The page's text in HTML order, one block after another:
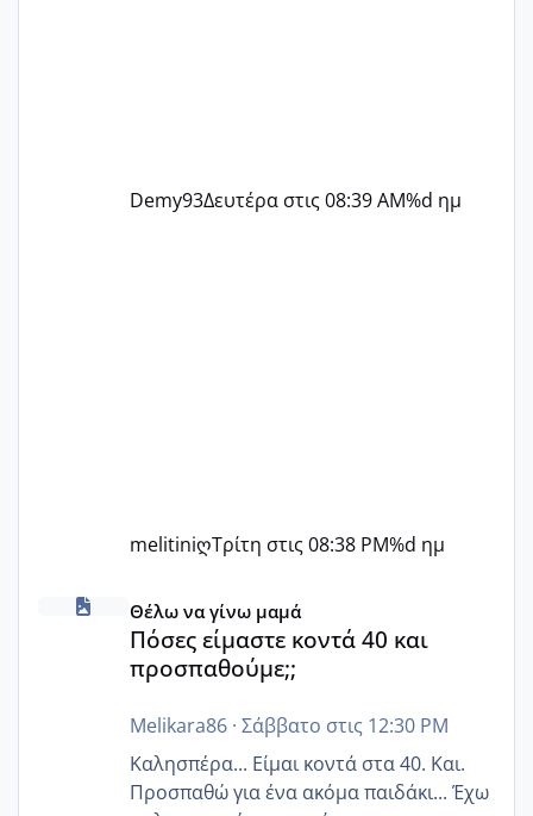
Demy93Δευτέρα στις 08:39 AM%d ημ
melitiniღΤρίτη στις 08:38 PM%d ημ
Πόσες είμαστε κοντά 40 και προσπαθούμε;;
Θέλω να γίνω μαμά
Πόσες είμαστε κοντά 40 και
προσπαθούμε;;
Melikara86· Σάββατο στις 12:30 PM
Καλησπέρα... Είμαι κοντά στα 40. Και.
Προσπαθώ για ένα ακόμα παιδάκι... Έχω